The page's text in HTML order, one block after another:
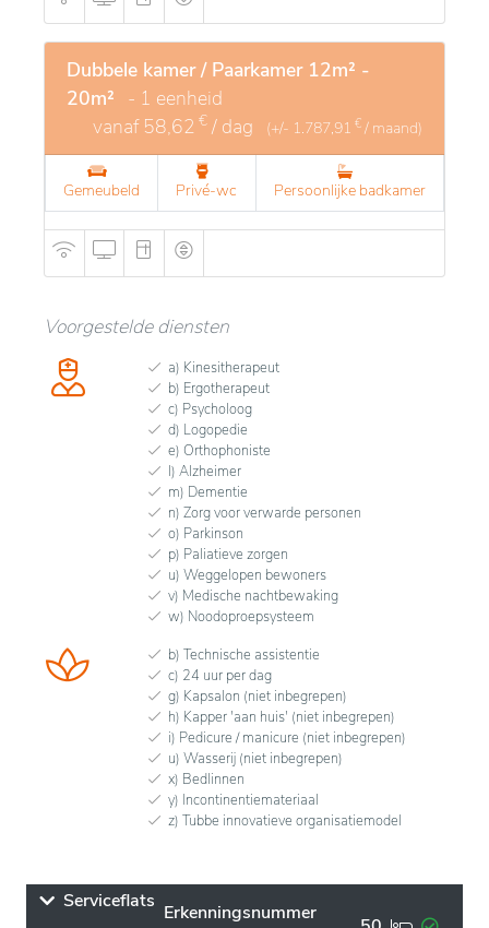
Dubbele kamer / Paarkamer 12m² -
20m² - 1 eenheid
vanaf 58,62 € / dag (+/- 1.787,91 € / maand)
Gemeubeld Privé-wc Persoonlijke badkamer
Voorgestelde diensten
a) Kinesitherapeut
b) Ergotherapeut
c) Psycholoog
d) Logopedie
e) Orthophoniste
l) Alzheimer
m) Dementie
n) Zorg voor verwarde personen
o) Parkinson
p) Paliatieve zorgen
u) Weggelopen bewoners
v) Medische nachtbewaking
w) Noodoproepsysteem
b) Technische assistentie
c) 24 uur per dag
g) Kapsalon (niet inbegrepen)
h) Kapper 'aan huis' (niet inbegrepen)
i) Pedicure / manicure (niet inbegrepen)
u) Wasserij (niet inbegrepen)
x) Bedlinnen
y) Incontinentiemateriaal
z) Tubbe innovatieve organisatiemodel
Serviceflats Erkenningsnummer